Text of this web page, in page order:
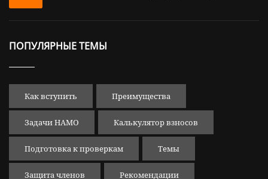
ПОПУЛЯРНЫЕ ТЕМЫ
Как вступить Преимущества
Задачи НАМО Калькулятор взносов
Подготовка к проверкам Темы
Защита членов Рекомендации